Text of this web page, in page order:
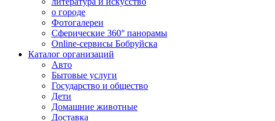
о городе
Фотогалереи
Сферические 360° панорамы
Online-сервисы Бобруйска
Каталог организаций
Авто
Бытовые услуги
Государство и общество
Дети
Домашние животные
Доставка